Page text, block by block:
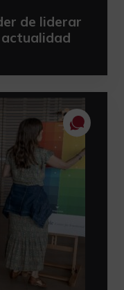
de liderar
actualidad